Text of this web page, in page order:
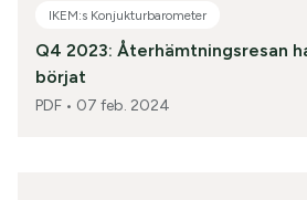
IKEM:s Konjukturbarometer
Q4 2023: Återhämtningsresan
börjat
PDF • 07 feb. 2024